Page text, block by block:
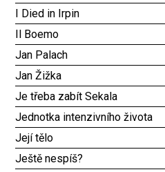
I Died in Irpin
Il Boemo
Jan Palach
Jan Žižka
Je třeba zabít Sekala
Jednotka intenzivního života
Její tělo
Ještě nespíš?